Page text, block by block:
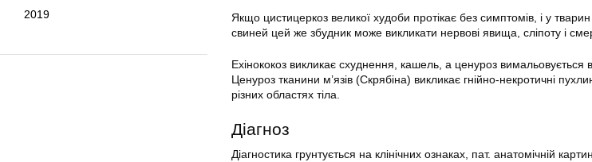
2019
Якщо цистицеркоз великої худоби протікає без симптомів, і у тварин
свиней цей же збудник може викликати нервові явища, сліпоту і
Ехінококоз викликає схуднення, кашель, а ценуроз
Ценуроз тканини м’язів (Скрябіна) викликає гнійно-некротичні
різних областях тіла.
Діагноз
Діагностика грунтується на клінічних ознаках, пат. анатомічній